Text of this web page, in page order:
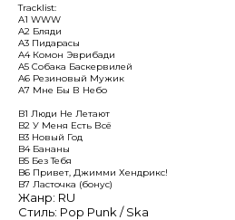
Tracklist:
A1 WWW
A2 Бляди
A3 Пидарасы
A4 Комон Эврибади
A5 Собака Баскервилей
A6 Резиновый Мужик
A7 Мне Бы В Небо
B1 Люди Не Летают
B2 У Меня Есть Всё
B3 Новый Год
B4 Бананы
B5 Без Тебя
B6 Привет, Джимми Хендрикс!
B7 Ласточка (бонус)
Жанр: RU
Стиль: Pop Punk / Ska